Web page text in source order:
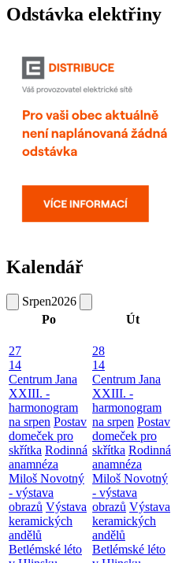
Odstávka elektřiny
Kalendář
Srpen2026
Po
Út
27
14
Centrum Jana
XXIII. -
harmonogram
na srpen Postav
domeček pro
skřítka Rodinná
anamnéza
Miloš Novotný
- výstava
obrazů Výstava
keramických
andělů
Betlémské léto
28
14
Centrum Jana
XXIII. -
harmonogram
na srpen Postav
domeček pro
skřítka Rodinná
anamnéza
Miloš Novotný
- výstava
obrazů Výstava
keramických
andělů
Betlémské léto